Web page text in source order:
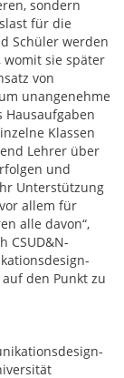
sondern
für die
Schüler werden
sie später
von
unangenehme
Hausaufgaben
Klassen
Lehrer über
und
Unterstützung
allem für
alle davon“,
CSUD&N-
den Punkt zu